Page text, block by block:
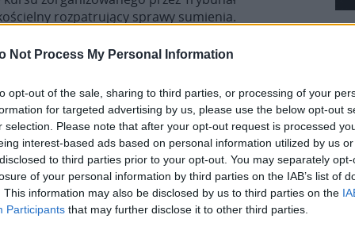
Not Process My Personal Information
opt-out of the sale, sharing to third parties, or processing of your
for targeted advertising by us, please use the below opt-out
selection. Please note that after your opt-out request is processed
interest-based ads based on personal information utilized by us
to third parties prior to your opt-out. You may separately
of your personal information by third parties on the IAB’s list of
This information may also be disclosed by us to third parties on the
Participants that may further disclose it to other third parties.
rozpatrujący sprawy sumienia.
[…]
list, w którym zaprasza do udziału w
we wszystkich kościołach i kaplicach